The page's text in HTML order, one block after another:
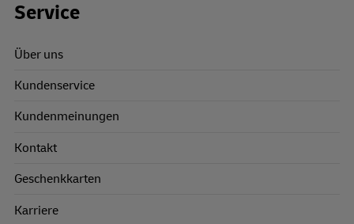
Footer Links
Service
Über uns
Kundenservice
Kundenmeinungen
Kontakt
Geschenkkarten
Karriere